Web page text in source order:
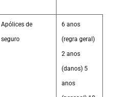
Apólices de
seguro
6 anos
(regra geral)
2 anos
(danos) 5
anos